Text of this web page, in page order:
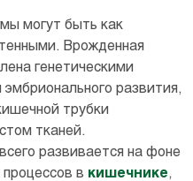
могут быть как
Врожденная
генетическими
развития,
трубки
тканей.
развивается на фоне
в кишечнике ,